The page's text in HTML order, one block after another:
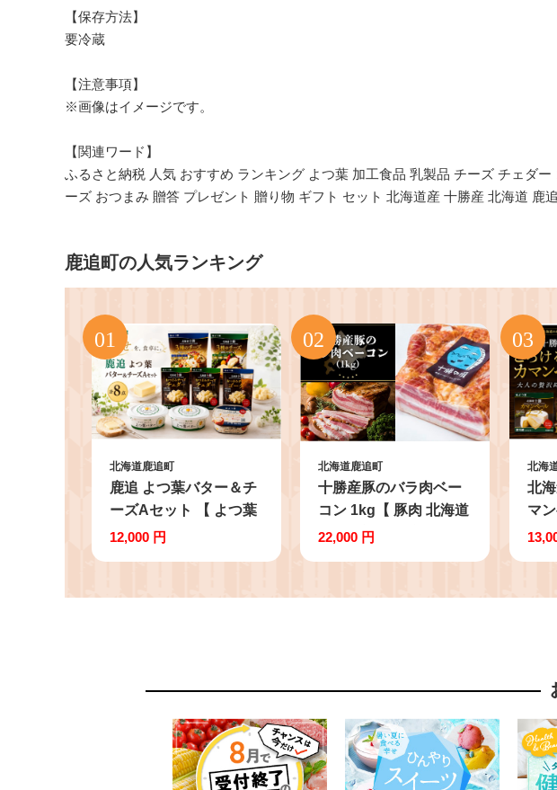
【保存方法】
要冷蔵
【注意事項】
※画像はイメージです。
【関連ワード】
ふるさと納税 人気 おすすめ ランキング よつ葉 加工食品 乳製品 チーズ チェダー
ーズ おつまみ 贈答 プレゼント 贈り物 ギフト セット 北海道産 十勝産 北海道 鹿
鹿追町の人気ランキング
北海道鹿追町
鹿追 よつ葉バター＆チ
ーズAセット 【 よつ葉
バター よつ葉加塩バタ
バター 乳製品 十勝 生
ック 料理 北海道 鹿追
税 人気 おすすめ ラン
キング 加工食品 乳製品
チーズ チェダー ゴーダ
12,000 円
北海道鹿追町
十勝産豚のバラ肉ベー
コン 1kg【 豚肉 北海道
十勝 ブロック 熟成 ベ
タ 簡単調理 おつまみ
北海道 鹿追町 】
22,000 円
北海
北
マ
【
ン
勝